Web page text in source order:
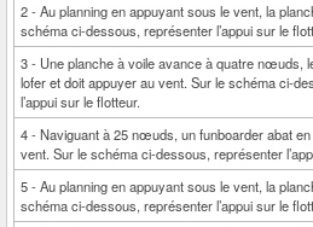
2 - Au planning en appuyant sous le vent, la
schéma ci-dessous, représenter l’appui sur le
3 - Une planche à voile avance à quatre nœuds,
lofer et doit appuyer au vent. Sur le schéma ci-
l’appui sur le flotteur.
4 - Naviguant à 25 nœuds, un funboarder abat
vent. Sur le schéma ci-dessous, représenter
5 - Au planning en appuyant sous le vent, la
schéma ci-dessous, représenter l’appui sur le